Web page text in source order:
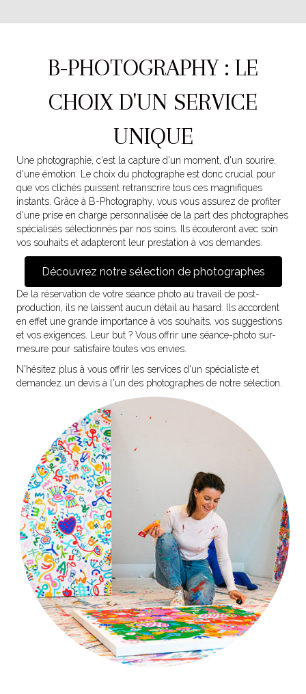
B-PHOTOGRAPHY : LE
CHOIX D'UN SERVICE
UNIQUE
Une photographie, c'est la capture d'un moment, d'un sourire,
d'une émotion. Le choix du photographe est donc crucial pour
que vos clichés puissent retranscrire tous ces magnifiques
instants. Grâce à B-Photography, vous vous assurez de profiter
d'une prise en charge personnalisée de la part des photographes
spécialisés sélectionnés par nos soins. Ils écouteront avec soin
vos souhaits et adapteront leur prestation à vos demandes.
Découvrez notre sélection de photographes
De la réservation de votre séance photo au travail de post-
production, ils ne laissent aucun détail au hasard. Ils accordent
en effet une grande importance à vos souhaits, vos suggestions
et vos exigences. Leur but ? Vous offrir une séance-photo sur-
mesure pour satisfaire toutes vos envies.
N'hésitez plus à vous offrir les services d'un spécialiste et
demandez un devis à l'un des photographes de notre sélection.